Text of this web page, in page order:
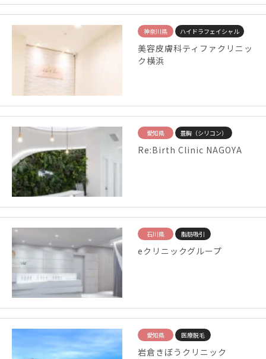
神奈川県 ハイドラフェイシャル
美容皮膚科ティファクリニッ
ク横浜
愛知県 豊胸（シリコン）
Re:Birth Clinic NAGOYA
石川県 脂肪吸引
eクリニックグループ
愛知県 医療脱毛
岩倉きぼうクリニック